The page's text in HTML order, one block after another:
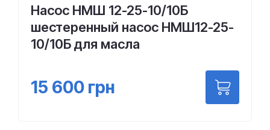
Насос НМШ 12-25-10/10Б
шестеренный насос НМШ12-25-
10/10Б для масла
15 600 грн